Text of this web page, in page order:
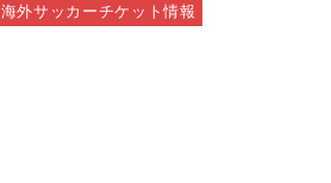
海外サッカーチケット情報